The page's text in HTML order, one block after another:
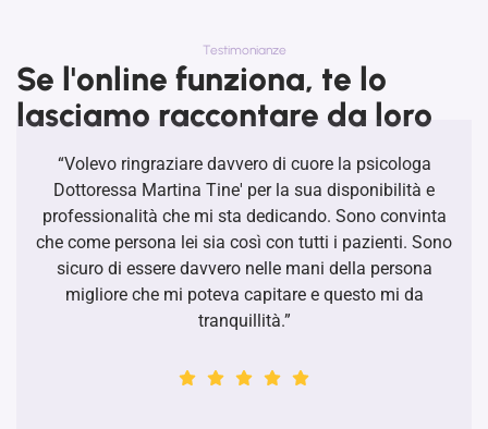
Testimonianze
Se l'online funziona, te lo
lasciamo raccontare da loro
“Volevo ringraziare davvero di cuore la psicologa
Dottoressa Martina Tine' per la sua disponibilità e
professionalità che mi sta dedicando. Sono convinta
che come persona lei sia così con tutti i pazienti. Sono
sicuro di essere davvero nelle mani della persona
migliore che mi poteva capitare e questo mi da
tranquillità.”